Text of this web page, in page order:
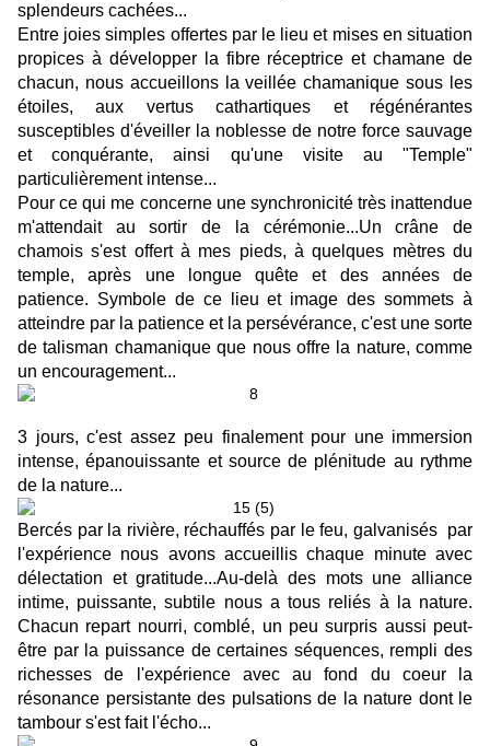
splendeurs cachées...
Entre joies simples offertes par le lieu et mises en situation
propices à développer la fibre réceptrice et chamane de
chacun, nous accueillons la veillée chamanique sous les
étoiles, aux vertus cathartiques et régénérantes
susceptibles d'éveiller la noblesse de notre force sauvage
et conquérante, ainsi qu'une visite au "Temple"
particulièrement intense...
Pour ce qui me concerne une synchronicité très inattendue
m'attendait au sortir de la cérémonie...Un crâne de
chamois s'est offert à mes pieds, à quelques mètres du
temple, après une longue quête et des années de
patience. Symbole de ce lieu et image des sommets à
atteindre par la patience et la persévérance, c'est une sorte
de talisman chamanique que nous offre la nature, comme
un encouragement...
3 jours, c'est assez peu finalement pour une immersion
intense, épanouissante et source de plénitude au rythme
de la nature...
Bercés par la rivière, réchauffés par le feu, galvanisés par
l'expérience nous avons accueillis chaque minute avec
délectation et gratitude...Au-delà des mots une alliance
intime, puissante, subtile nous a tous reliés à la nature.
Chacun repart nourri, comblé, un peu surpris aussi peut-
être par la puissance de certaines séquences, rempli des
richesses de l'expérience avec au fond du coeur la
résonance persistante des pulsations de la nature dont le
tambour s'est fait l'écho...